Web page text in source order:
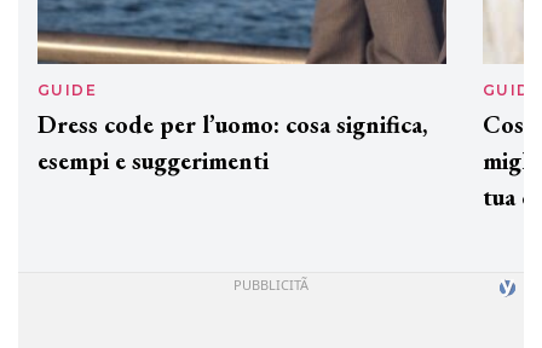
GUIDE
Dress code per l’uomo: cosa significa,
esempi e suggerimenti
GUIDE
tua